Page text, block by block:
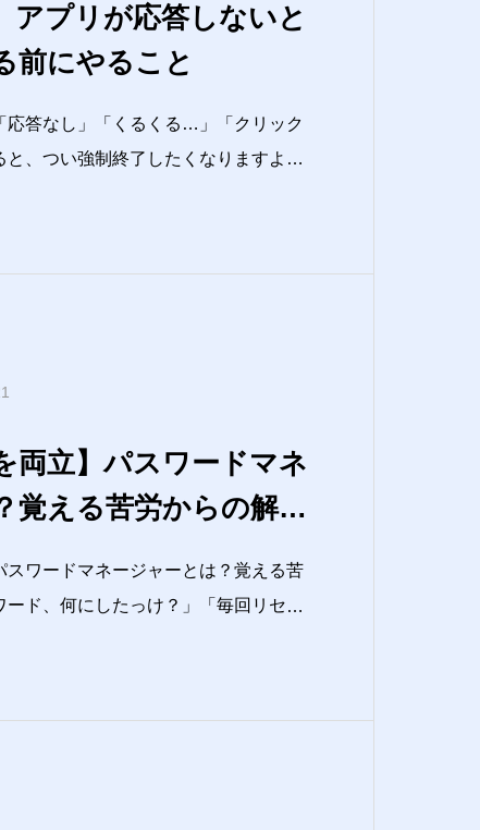
アプリが応答しないと
前にやること
応答なし」「くるくる…」「クリック
と、つい強制終了したくなりますよね
両立】パスワードマネ
覚える苦労からの解放
スワードマネージャーとは？覚える苦
ド、何にしたっけ？」「毎回リセッ